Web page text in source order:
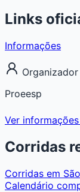
Links
Informações
Organizador
Proeesp
Ver informações
Corridas
Corridas em
Calendário